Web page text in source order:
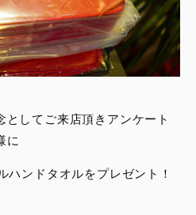
としてご来店頂きアンケート
に
ンドタオルをプレゼント！